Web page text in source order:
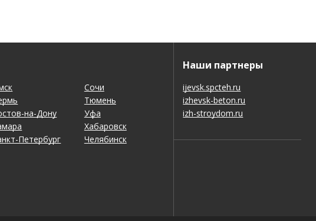
на-Дону
Петербург
Сочи
Тюмень
Уфа
Хабаровск
Челябинск
Наши партнеры
ijevsk.spcteh.ru
izhevsk-beton.ru
izh-stroydom.ru